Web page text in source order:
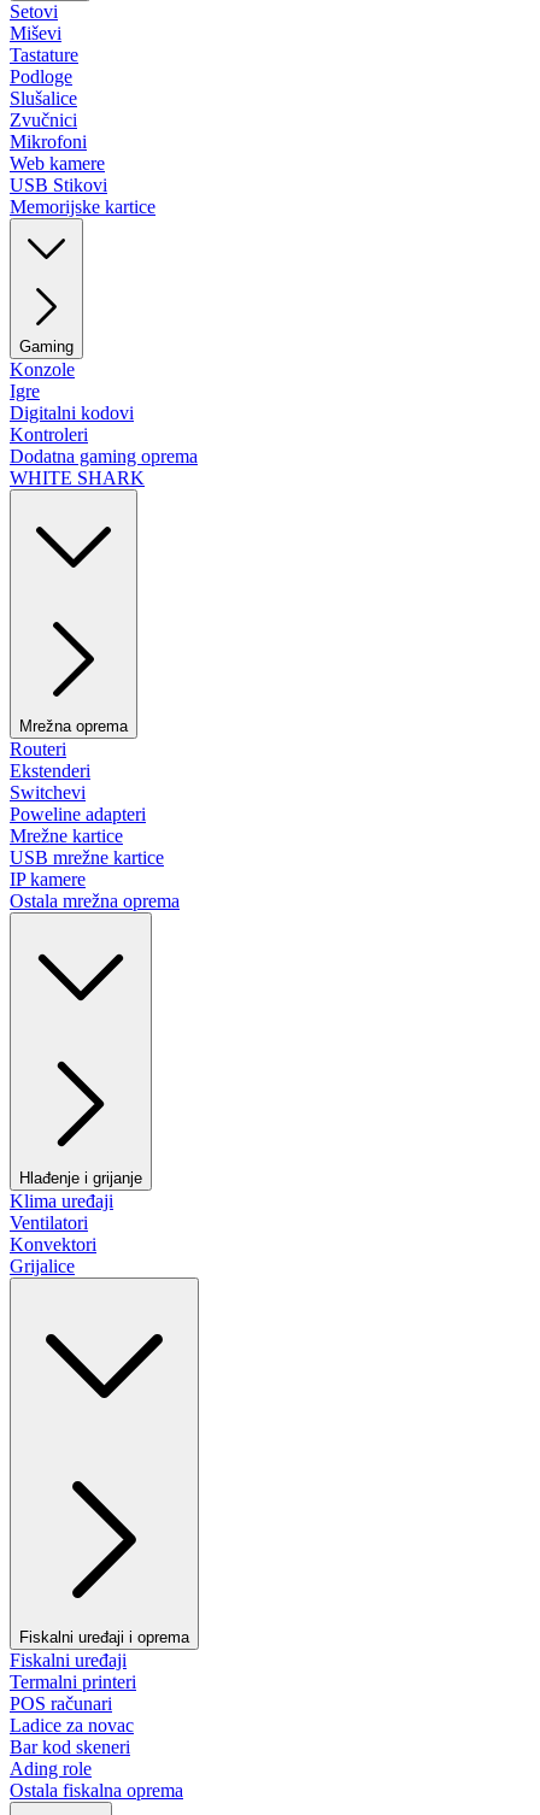
Setovi
Miševi
Tastature
Podloge
Slušalice
Zvučnici
Mikrofoni
Web kamere
USB Stikovi
Memorijske kartice
Gaming
Konzole
Igre
Digitalni kodovi
Kontroleri
Dodatna gaming oprema
WHITE SHARK
Mrežna oprema
Routeri
Ekstenderi
Switchevi
Poweline adapteri
Mrežne kartice
USB mrežne kartice
IP kamere
Ostala mrežna oprema
Hlađenje i grijanje
Klima uređaji
Ventilatori
Konvektori
Grijalice
Fiskalni uređaji i oprema
Fiskalni uređaji
Termalni printeri
POS računari
Ladice za novac
Bar kod skeneri
Ading role
Ostala fiskalna oprema